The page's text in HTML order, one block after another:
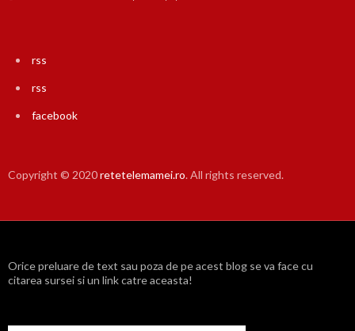
rss
rss
facebook
Copyright © 2020retetelemamei.ro. All rights reserved.
Orice preluare de text sau poza de pe acest blog se va face cu
citarea sursei si un link catre aceasta!